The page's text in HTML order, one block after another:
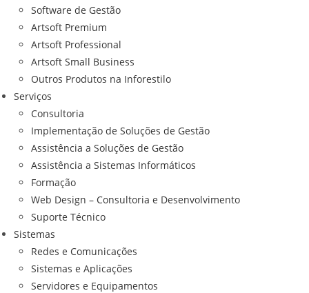
Software de Gestão
Artsoft Premium
Artsoft Professional
Artsoft Small Business
Outros Produtos na Inforestilo
Serviços
Consultoria
Implementação de Soluções de Gestão
Assistência a Soluções de Gestão
Assistência a Sistemas Informáticos
Formação
Web Design – Consultoria e Desenvolvimento
Suporte Técnico
Sistemas
Redes e Comunicações
Sistemas e Aplicações
Servidores e Equipamentos